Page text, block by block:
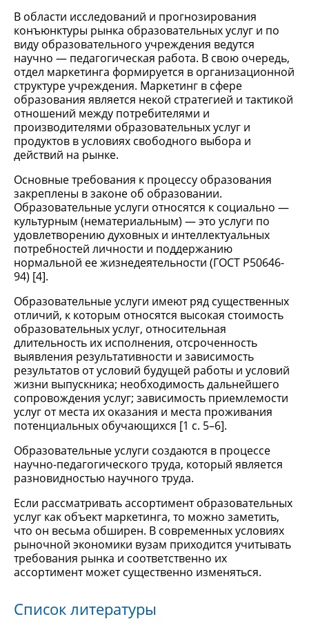
В области исследований и прогнозирования
конъюнктуры рынка образовательных услуг и по
виду образовательного учреждения ведутся
научно — педагогическая работа. В свою очередь,
отдел маркетинга формируется в организационной
структуре учреждения. Маркетинг в сфере
образования является некой стратегией и тактикой
отношений между потребителями и
производителями образовательных услуг и
продуктов в условиях свободного выбора и
действий на рынке.
Основные требования к процессу образования
закреплены в законе об образовании.
Образовательные услуги относятся к социально —
культурным (нематериальным) — это услуги по
удовлетворению духовных и интеллектуальных
потребностей личности и поддержанию
нормальной ее жизнедеятельности (ГОСТ Р50646-
94) [4].
Образовательные услуги имеют ряд существенных
отличий, к которым относятся высокая стоимость
образовательных услуг, относительная
длительность их исполнения, отсроченность
выявления результативности и зависимость
результатов от условий будущей работы и условий
жизни выпускника; необходимость дальнейшего
сопровождения услуг; зависимость приемлемости
услуг от места их оказания и места проживания
потенциальных обучающихся [1 с. 5–6].
Образовательные услуги создаются в процессе
научно-педагогического труда, который является
разновидностью научного труда.
Если рассматривать ассортимент образовательных
услуг как объект маркетинга, то можно заметить,
что он весьма обширен. В современных условиях
рыночной экономики вузам приходится учитывать
требования рынка и соответственно их
ассортимент может существенно изменяться.
Список литературы